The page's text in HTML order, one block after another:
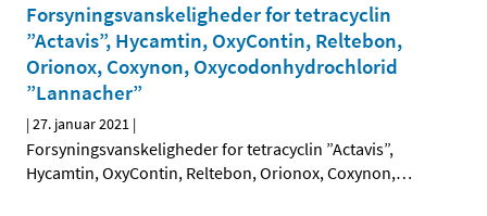
Forsyningsvanskeligheder for tetracyclin
”Actavis”, Hycamtin, OxyContin, Reltebon,
Orionox, Coxynon, Oxycodonhydrochlorid
”Lannacher”
|27. januar 2021 |
Forsyningsvanskeligheder for tetracyclin ”Actavis”,
Hycamtin, OxyContin, Reltebon, Orionox, Coxynon,…